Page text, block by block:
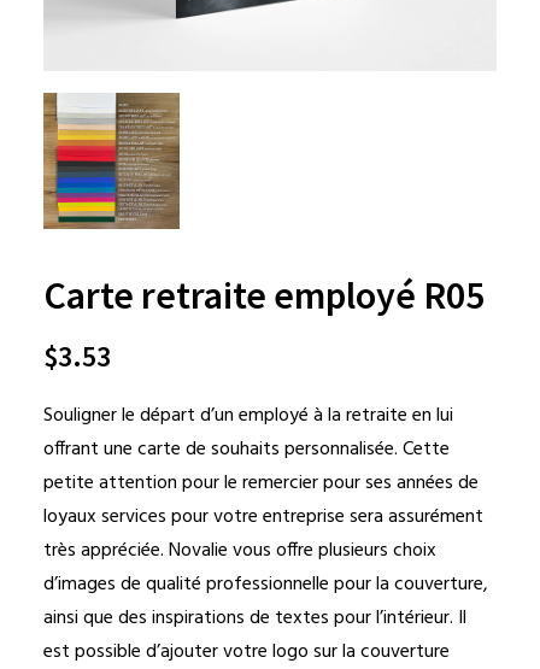
Carte retraite employé R05
$3.53
Souligner le départ d’un employé à la retraite en lui
offrant une carte de souhaits personnalisée. Cette
petite attention pour le remercier pour ses années de
loyaux services pour votre entreprise sera assurément
très appréciée. Novalie vous offre plusieurs choix
d’images de qualité professionnelle pour la couverture,
ainsi que des inspirations de textes pour l’intérieur. Il
est possible d’ajouter votre logo sur la couverture